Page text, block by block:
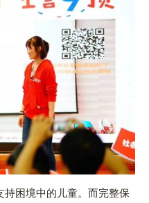
持困境中的儿童。而完整保